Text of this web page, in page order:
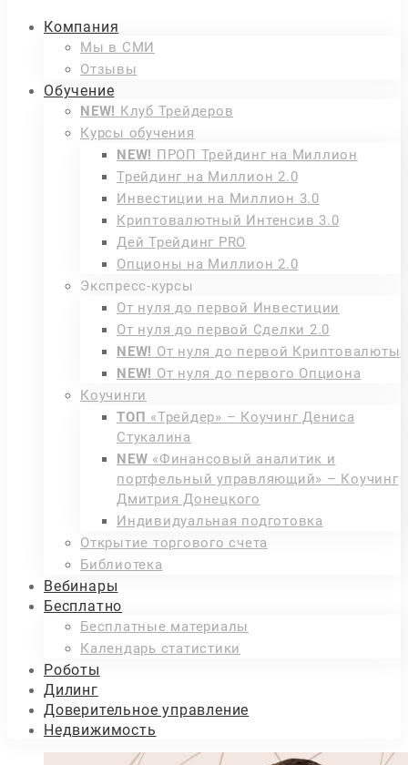
Компания
Мы в СМИ
Отзывы
Обучение
NEW! Клуб Трейдеров
Курсы обучения
NEW! ПРОП Трейдинг на Миллион
Трейдинг на Миллион 2.0
Инвестиции на Миллион 3.0
Криптовалютный Интенсив 3.0
Дей Трейдинг PRO
Опционы на Миллион 2.0
Экспресс-курсы
От нуля до первой Инвестиции
От нуля до первой Сделки 2.0
NEW! От нуля до первой Криптовалюты
NEW! От нуля до первого Опциона
Коучинги
ТОП «Трейдер» – Коучинг Дениса
Стукалина
NEW «Финансовый аналитик и
портфельный управляющий» – Коучинг
Дмитрия Донецкого
Индивидуальная подготовка
Открытие торгового счета
Библиотека
Вебинары
Бесплатно
Бесплатные материалы
Календарь статистики
Роботы
Дилинг
Доверительное управление
Недвижимость